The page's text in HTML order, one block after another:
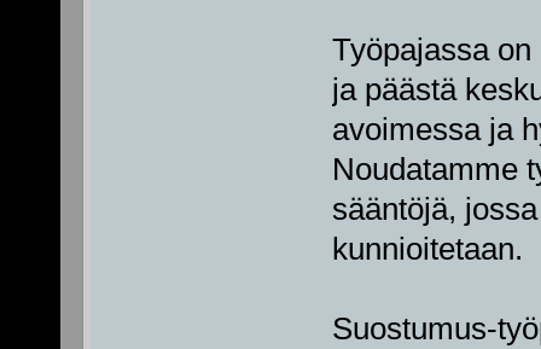
Työpajassa
ja päästä
avoimessa ja
Noudatamme
sääntöjä,
kunnioitetaan.
Suostumus-